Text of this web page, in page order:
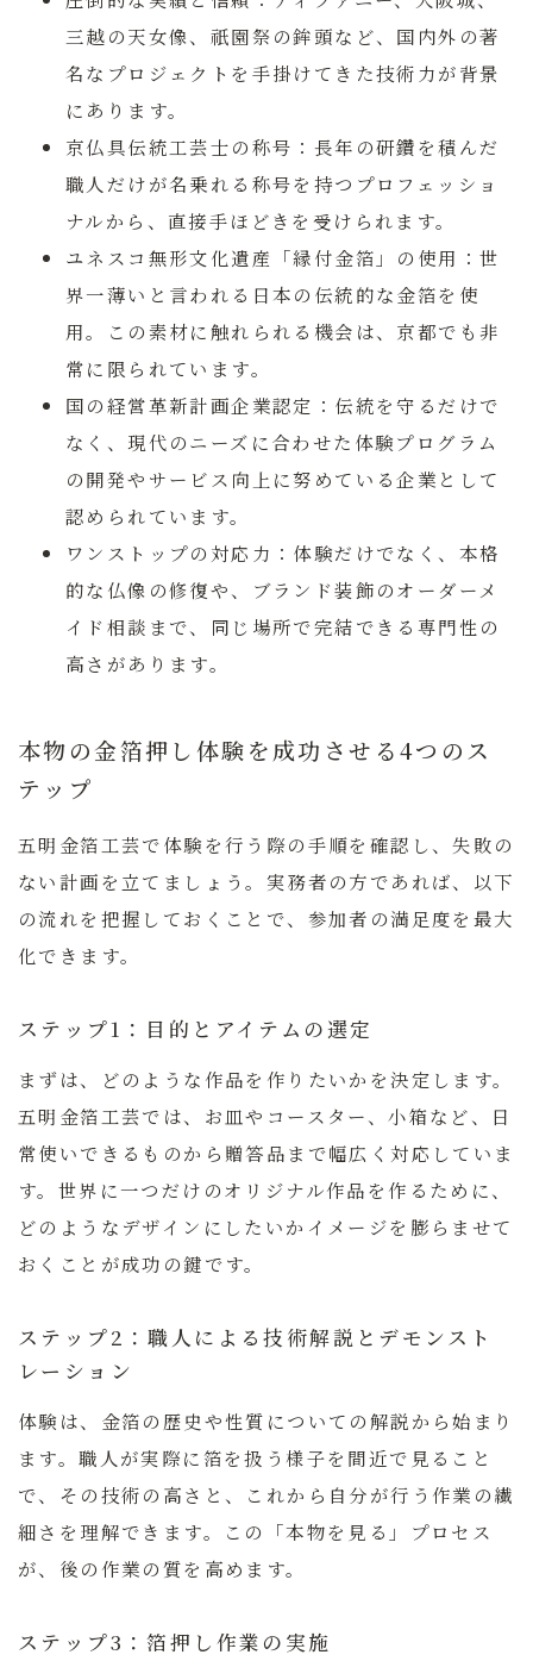
三越の天女像、祇園祭の鉾頭など、国内外の著
名なプロジェクトを手掛けてきた技術力が背景
にあります。
京仏具伝統工芸士の称号： 長年の研鑽を積んだ
職人だけが名乗れる称号を持つプロフェッショ
ナルから、直接手ほどきを受けられます。
ユネスコ無形文化遺産「縁付金箔」の使用： 世
界一薄いと言われる日本の伝統的な金箔を使
用。この素材に触れられる機会は、京都でも非
常に限られています。
国の経営革新計画企業認定： 伝統を守るだけで
なく、現代のニーズに合わせた体験プログラム
の開発やサービス向上に努めている企業として
認められています。
ワンストップの対応力： 体験だけでなく、本格
的な仏像の修復や、ブランド装飾のオーダーメ
イド相談まで、同じ場所で完結できる専門性の
高さがあります。
本物の金箔押し体験を成功させる4つのス
テップ
五明金箔工芸で体験を行う際の手順を確認し、失敗の
ない計画を立てましょう。実務者の方であれば、以下
の流れを把握しておくことで、参加者の満足度を最大
化できます。
ステップ1：目的とアイテムの選定
まずは、どのような作品を作りたいかを決定します。
五明金箔工芸では、お皿やコースター、小箱など、日
常使いできるものから贈答品まで幅広く対応していま
す。世界に一つだけのオリジナル作品を作るために、
どのようなデザインにしたいかイメージを膨らませて
おくことが成功の鍵です。
ステップ2：職人による技術解説とデモンスト
レーション
体験は、金箔の歴史や性質についての解説から始まり
ます。職人が実際に箔を扱う様子を間近で見ること
で、その技術の高さと、これから自分が行う作業の繊
細さを理解できます。この「本物を見る」プロセス
が、後の作業の質を高めます。
ステップ3：箔押し作業の実施